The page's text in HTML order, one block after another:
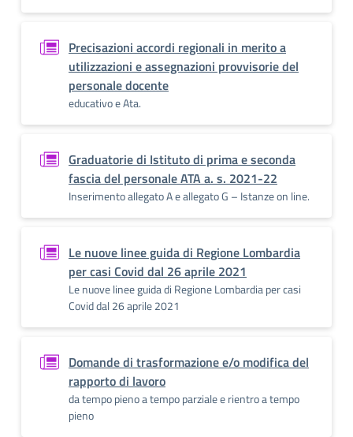
Precisazioni accordi regionali in merito a
utilizzazioni e assegnazioni provvisorie del
personale docente
educativo e Ata.
Graduatorie di Istituto di prima e seconda
fascia del personale ATA a. s. 2021-22
Inserimento allegato A e allegato G – Istanze on line.
Le nuove linee guida di Regione Lombardia
per casi Covid dal 26 aprile 2021
Le nuove linee guida di Regione Lombardia per casi
Covid dal 26 aprile 2021
Domande di trasformazione e/o modifica del
rapporto di lavoro
da tempo pieno a tempo parziale e rientro a tempo
pieno